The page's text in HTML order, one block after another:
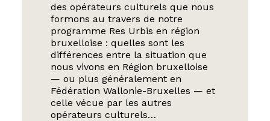
des opérateurs culturels que nous
formons au travers de notre
programme Res Urbis en région
bruxelloise : quelles sont les
différences entre la situation que
nous vivons en Région bruxelloise
— ou plus généralement en
Fédération Wallonie-Bruxelles — et
celle vécue par les autres
opérateurs culturels…